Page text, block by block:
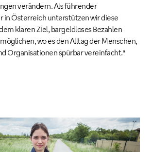
verändern. Als führender
in Österreich unterstützen wir diese
klaren Ziel, bargeldloses Bezahlen
wo es den Alltag der Menschen,
Organisationen spürbar vereinfacht.“